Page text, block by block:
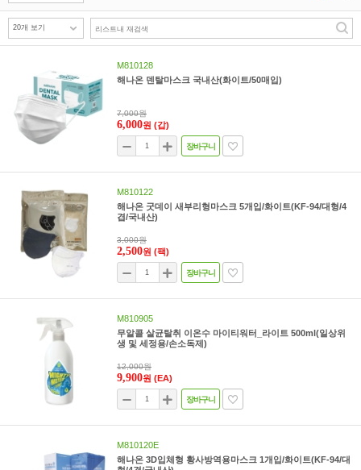
M810128
해나온 덴탈마스크 국내산(화이트/50매입)
7,000원
6,000원 (갑)
장바구니
M810122
해나온 굿데이 새부리형마스크 5개입/화이트(KF-94/대형/4
겹/국내산)
3,000원
2,500원 (팩)
장바구니
M810905
무알콜 살균탈취 이온수 마이티워터_라이트 500ml(일상위
생 및 세정용/손소독제)
12,000원
9,900원 (EA)
장바구니
M810120E
해나온 3D입체형 황사방역용마스크 1개입/화이트(KF-94/대